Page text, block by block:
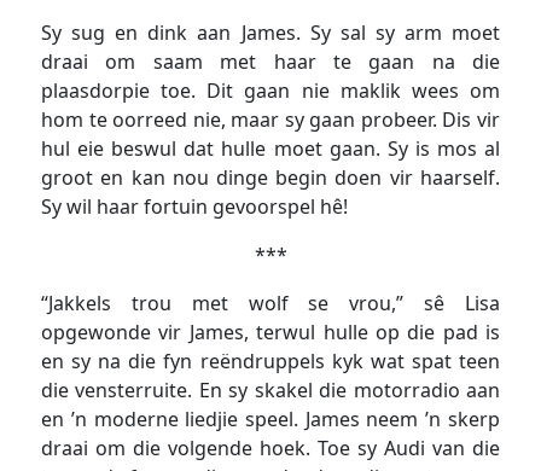
Sy sug en dink aan James. Sy sal sy arm moet
draai om saam met haar te gaan na die
plaasdorpie toe. Dit gaan nie maklik wees om
hom te oorreed nie, maar sy gaan probeer. Dis vir
hul eie beswul dat hulle moet gaan. Sy is mos al
groot en kan nou dinge begin doen vir haarself.
Sy wil haar fortuin gevoorspel hê!
***
“Jakkels trou met wolf se vrou,” sê Lisa
opgewonde vir James, terwul hulle op die pad is
en sy na die fyn reëndruppels kyk wat spat teen
die vensterruite. En sy skakel die motorradio aan
en ’n moderne liedjie speel. James neem ’n skerp
draai om die volgende hoek. Toe sy Audi van die